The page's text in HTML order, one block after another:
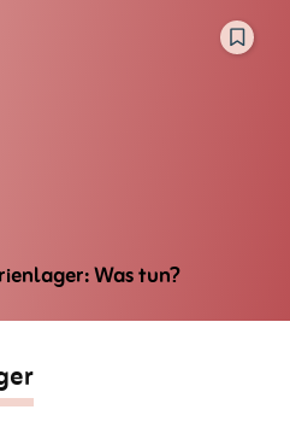
Was tun?